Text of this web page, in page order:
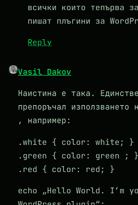
всички които тепърва
пишат плъгини за
Reply
Vasil Dakov
Наистина е така.
препоръчал използването
, например:
.white { color: white; }
.green { color: green ; }
.red { color: red; }
echo „Hello World. I’m